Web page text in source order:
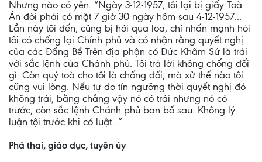
Nhưng nào có yên. “Ngày 3-12-1957, tôi lại bị giấy Toà
Án đòi phải có mặt 7 giờ 30 ngày hôm sau 4-12-1957...
Lần này tôi đến, cũng bị hỏi qua loa, chỉ nhấn mạnh hỏi
tôi có chống lại Chính phủ và có nhận rằng quyết nghị
của các Đấng Bề Trên địa phận có Đức Khâm Sứ là trái
với sắc lệnh của Chánh phủ. Tôi trả lời không chống đối
gì. Còn quý toà cho tôi là chống đối, mà xử thế nào tôi
cũng vui lòng. Nếu tự do tín ngưỡng thời quyết nghị đó
không trái, bằng chẳng vậy nó có trái nhưng nó có
trước, còn sắc lệnh Chánh phủ ban bố sau. Không lý
luận tội trước khi có luật...”
Phá thai, giáo dục, tuyên úy